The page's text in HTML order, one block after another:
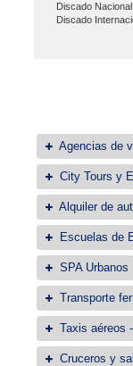
Discado
Discado
Agencias de
City Tours y
Alquiler de
Escuelas de
SPA Urbanos
Transporte
Taxis aéreos
Cruceros y